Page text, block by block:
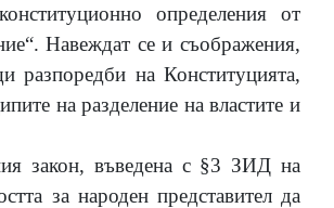
определения от
Навеждат се и съображения,
разпоредби на Конституцията,
на разделение на властите и
закон, въведена с §3 ЗИД на
за народен представител да